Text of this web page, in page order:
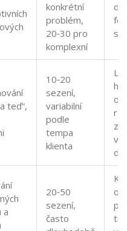
konkrétní
problém,
20‑30 pro
komplexní
teď“,
10‑20
sezení,
variabilní
podle
tempa
klienta
a
20‑50
sezení,
často